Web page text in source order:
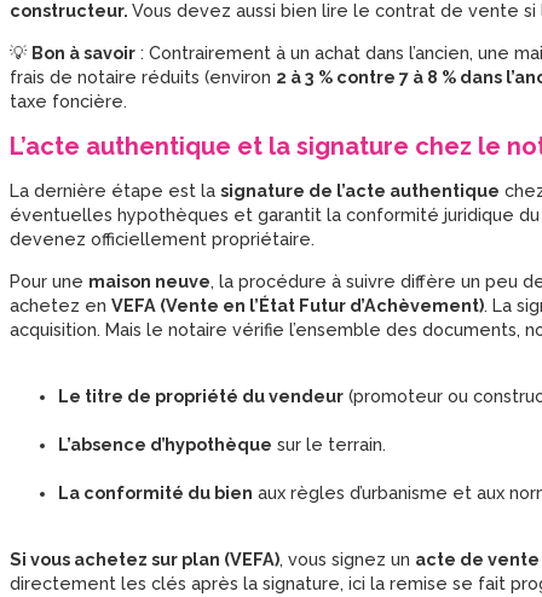
constructeur. Vous devez aussi bien lire le contrat de vente si
💡 Bon à savoir : Contrairement à un achat dans l’ancien, une
frais de notaire réduits (environ 2 à 3 % contre 7 à 8 % dans
taxe foncière.
L’acte authentique et la signature chez le
La dernière étape est la signature de l’acte authentique
éventuelles hypothèques et garantit la conformité juridique
devenez officiellement propriétaire.
Pour une maison neuve, la procédure à suivre diffère un peu
achetez en VEFA (Vente en l’État Futur d’Achèvement). La
acquisition. Mais le notaire vérifie l’ensemble des documents,
Le titre de propriété du vendeur (promoteur ou
L’absence d’hypothèque sur le terrain.
La conformité du bien aux règles d’urbanisme et aux
Si vous achetez sur plan (VEFA), vous signez un acte de
directement les clés après la signature, ici la remise se fait